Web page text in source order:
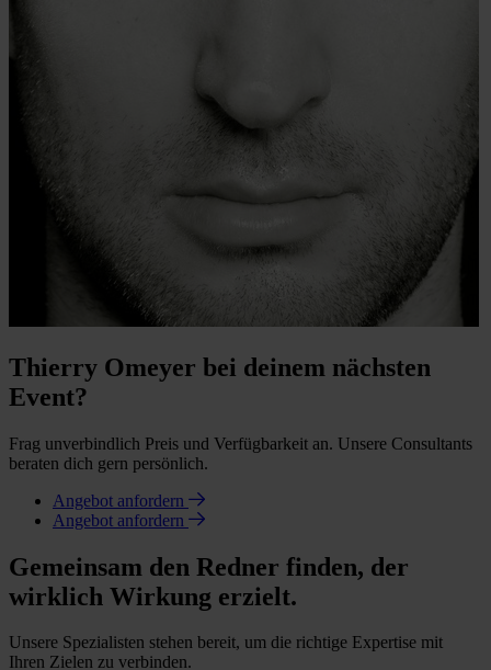
Thierry Omeyer bei deinem nächsten
Event?
Frag unverbindlich Preis und Verfügbarkeit an. Unsere Consultants
beraten dich gern persönlich.
Angebot anfordern
Angebot anfordern
Gemeinsam den Redner finden, der
wirklich Wirkung erzielt.
Unsere Spezialisten stehen bereit, um die richtige Expertise mit
Ihren Zielen zu verbinden.